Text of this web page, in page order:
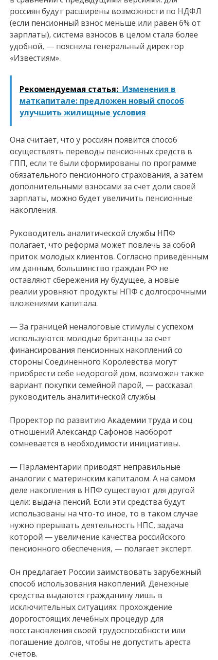
россиян будут расширены возможности по НДФЛ
(если пенсионный взнос меньше или равен 6% от
зарплаты), система взносов в целом стала более
удобной, — пояснила генеральный директор
«Известиям».
Рекомендуемая статья: Изменения в
маткапитале: предложен новый способ
улучшить жилищные условия
Она считает, что у россиян появится способ
осуществлять переводы пенсионных средств в
ГПП, если те были сформированы по программе
обязательного пенсионного страхования, а затем
дополнительными взносами за счет доли своей
зарплаты, можно будет увеличить пенсионные
накопления.
Руководитель аналитической службы НПФ
полагает, что реформа может повлечь за собой
приток молодых клиентов. Согласно приведённым
им данным, большинство граждан РФ не
оставляют сбережения ну будущее, а новые
реалии уровняют продукты НПФ с долгосрочными
вложениями капитала.
— За границей неналоговые стимулы с успехом
используются: молодые британцы за счет
финансирования пенсионных накоплений со
стороны Соединённого Королевства могут
приобрести себе недорогой дом, возможен также
вариант покупки семейной парой, — рассказал
руководитель аналитической службы.
Проректор по развитию Академии труда и соц
отношений Александр Сафонов наоборот
сомневается в необходимости инициативы.
— Парламентарии приводят неправильные
аналогии с материнским капиталом. А на самом
деле накопления в НПФ существуют для другой
цели: выдача пенсий. Если эти средства будут
использованы на что-то иное, то в таком случае
нужно прерывать деятельность НПС, задача
которой — увеличение качества российского
пенсионного обеспечения, — полагает эксперт.
Он предлагает России заимствовать зарубежный
способ использования накоплений. Денежные
средства выдаются гражданину лишь в
исключительных ситуациях: прохождение
дорогостоящих лечебных процедур для
восстановления своей трудоспособности или
погашение долгов, чтобы не допустить ареста
счетов.